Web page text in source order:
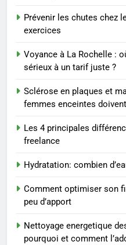
3
4
pour
BIEN
Prévenir les chutes chez
exercices
Voyance à La Rochelle :
sérieux à un tarif juste ?
Sclérose en plaques et
femmes enceintes
Les 4 principales
freelance
Hydratation: combien
Comment optimiser son
peu d’apport
Nettoyage energetique
pourquoi et comment